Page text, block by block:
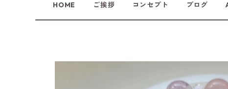
HOME ご挨拶 コンセプト ブログ